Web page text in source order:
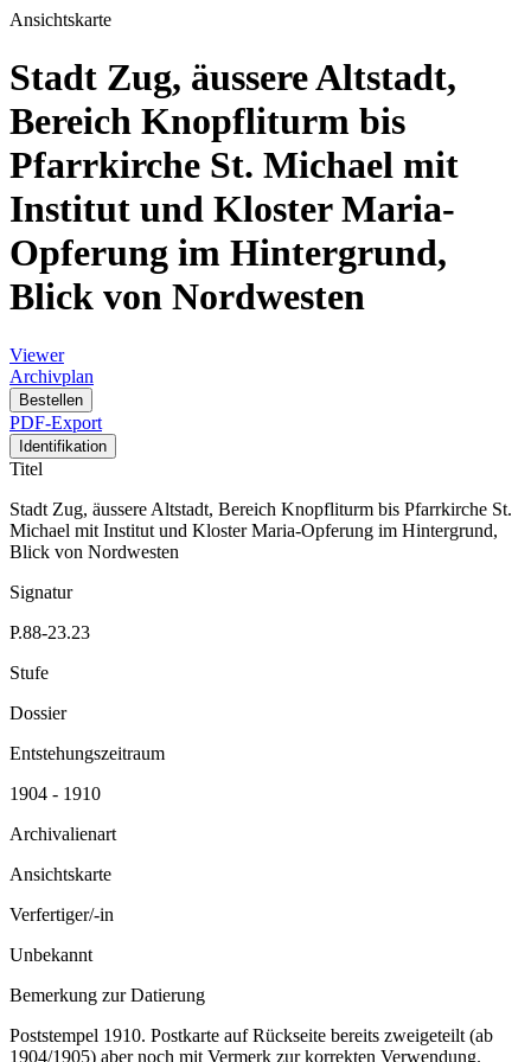
Ansichtskarte
Stadt Zug, äussere Altstadt,
Bereich Knopfliturm bis
Pfarrkirche St. Michael mit
Institut und Kloster Maria-
Opferung im Hintergrund,
Blick von Nordwesten
Viewer
Archivplan
Bestellen
PDF-Export
Identifikation
Titel
Stadt Zug, äussere Altstadt, Bereich Knopfliturm bis Pfarrkirche St.
Michael mit Institut und Kloster Maria-Opferung im Hintergrund,
Blick von Nordwesten
Signatur
P.88-23.23
Stufe
Dossier
Entstehungszeitraum
1904 - 1910
Archivalienart
Ansichtskarte
Verfertiger/-in
Unbekannt
Bemerkung zur Datierung
Poststempel 1910. Postkarte auf Rückseite bereits zweigeteilt (ab
1904/1905) aber noch mit Vermerk zur korrekten Verwendung.